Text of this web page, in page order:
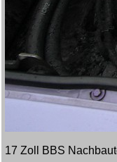
17 Zoll BBS